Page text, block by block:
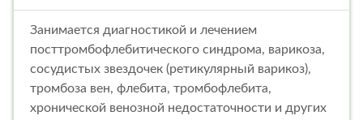
Занимается диагностикой и лечением
посттромбофлебитического синдрома, варикоза,
сосудистых звездочек (ретикулярный варикоз),
тромбоза вен, флебита, тромбофлебита,
хронической венозной недостаточности и других